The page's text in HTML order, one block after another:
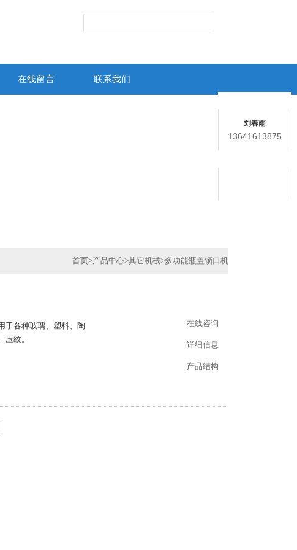
在线留言 联系我们
首页>产品中心>其它机械>多功能瓶盖锁口机
各种玻璃、塑料、陶
纹。
在线咨询
详细信息
产品结构
刘春雨
13641613875